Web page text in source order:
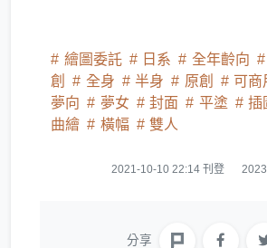
繪圖委託 日系 全年齡向
創
全身 半身 原創 可商
夢向
夢女 封面 平塗 插
曲繪
橫幅 雙人
2021-10-10 22:14 刊登
分享